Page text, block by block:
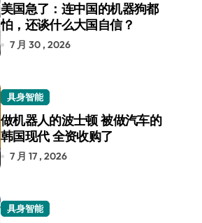
美国急了：连中国的机器狗都
怕，还谈什么大国自信？
7 月 30 , 2026
具身智能
做机器人的波士顿 被做汽车的
韩国现代 全资收购了
7 月 17 , 2026
具身智能